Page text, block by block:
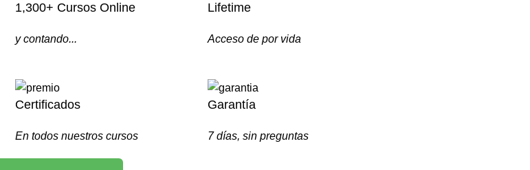
1,300+ Cursos Online
y contando...
Lifetime
Acceso de por vida
Certificados
En todos nuestros cursos
Garantía
7 días, sin preguntas